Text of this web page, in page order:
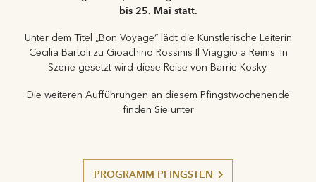
bis 25. Mai statt.
Unter dem Titel „Bon Voyage“ lädt die Künstlerische Leiterin
Cecilia Bartoli zu Gioachino Rossinis Il Viaggio a Reims. In
Szene gesetzt wird diese Reise von Barrie Kosky.
Die weiteren Aufführungen an diesem Pfingstwochenende
finden Sie unter
PROGRAMM PFINGSTEN